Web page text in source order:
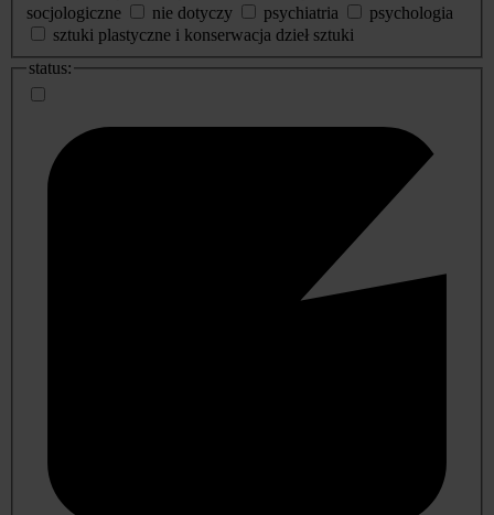
socjologiczne
nie dotyczy psychiatria
psychologia
sztuki plastyczne i konserwacja dzieł sztuki
status: